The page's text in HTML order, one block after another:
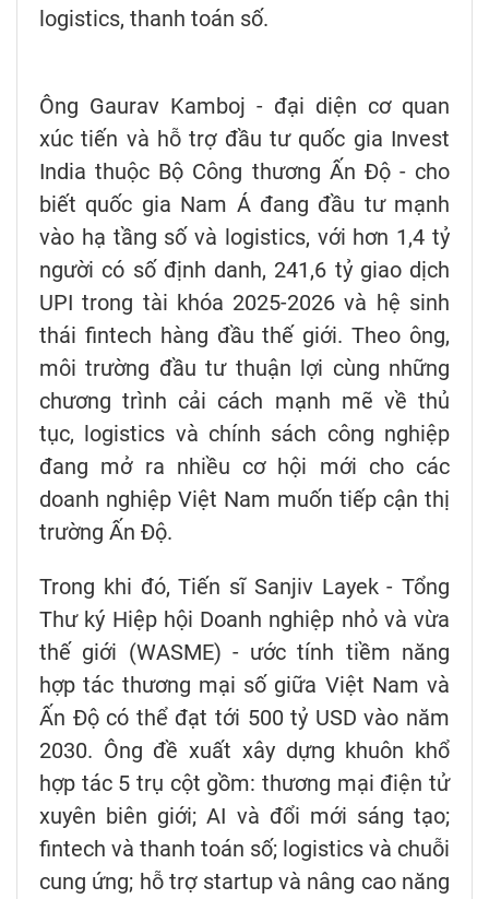
logistics, thanh toán số.
Ông Gaurav Kamboj - đại diện cơ quan
xúc tiến và hỗ trợ đầu tư quốc gia Invest
India thuộc Bộ Công thương Ấn Độ - cho
biết quốc gia Nam Á đang đầu tư mạnh
vào hạ tầng số và logistics, với hơn 1,4 tỷ
người có số định danh, 241,6 tỷ giao dịch
UPI trong tài khóa 2025-2026 và hệ sinh
thái fintech hàng đầu thế giới. Theo ông,
môi trường đầu tư thuận lợi cùng những
chương trình cải cách mạnh mẽ về thủ
tục, logistics và chính sách công nghiệp
đang mở ra nhiều cơ hội mới cho các
doanh nghiệp Việt Nam muốn tiếp cận thị
trường Ấn Độ.
Trong khi đó, Tiến sĩ Sanjiv Layek - Tổng
Thư ký Hiệp hội Doanh nghiệp nhỏ và vừa
thế giới (WASME) - ước tính tiềm năng
hợp tác thương mại số giữa Việt Nam và
Ấn Độ có thể đạt tới 500 tỷ USD vào năm
2030. Ông đề xuất xây dựng khuôn khổ
hợp tác 5 trụ cột gồm: thương mại điện tử
xuyên biên giới; AI và đổi mới sáng tạo;
fintech và thanh toán số; logistics và chuỗi
cung ứng; hỗ trợ startup và nâng cao năng